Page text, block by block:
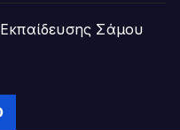
Σάμου